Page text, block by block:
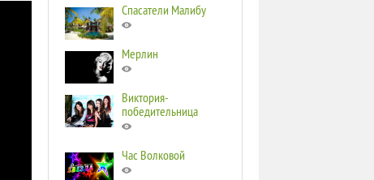
Спасатели Малибу
Мерлин
Виктория-
победительница
Час Волковой